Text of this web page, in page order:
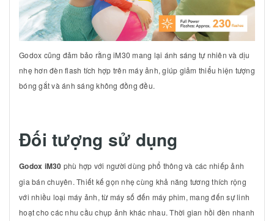
Godox cũng đảm bảo rằng iM30 mang lại ánh sáng tự nhiên và dịu
nhẹ hơn đèn flash tích hợp trên máy ảnh, giúp giảm thiểu hiện tượng
bóng gắt và ánh sáng không đồng đều.
Đối tượng sử dụng
Godox iM30 phù hợp với người dùng phổ thông và các nhiếp ảnh
gia bán chuyên. Thiết kế gọn nhẹ cùng khả năng tương thích rộng
với nhiều loại máy ảnh, từ máy số đến máy phim, mang đến sự linh
hoạt cho các nhu cầu chụp ảnh khác nhau. Thời gian hồi đèn nhanh